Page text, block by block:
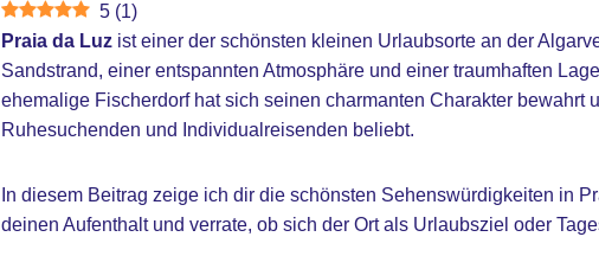
5 (1)
Praia da Luzist einer der schönsten kleinen Urlaubsorte an der
Sandstrand, einer entspannten Atmosphäre und einer traumhaften
ehemalige Fischerdorf hat sich seinen charmanten Charakter bewahrt
Ruhesuchenden und Individualreisenden beliebt.
In diesem Beitrag zeige ich dir die schönsten Sehenswürdigkeiten in
deinen Aufenthalt und verrate, ob sich der Ort als Urlaubsziel oder